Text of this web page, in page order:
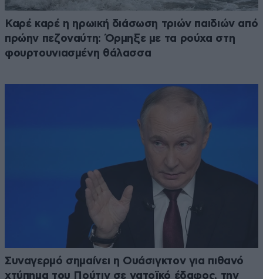
Καρέ καρέ η ηρωική διάσωση τριών παιδιών από
πρώην πεζοναύτη: Όρμηξε με τα ρούχα στη
φουρτουνιασμένη θάλασσα
Συναγερμό σημαίνει η Ουάσιγκτον για πιθανό
χτύπημα του Πούτιν σε νατοϊκό έδαφος, την